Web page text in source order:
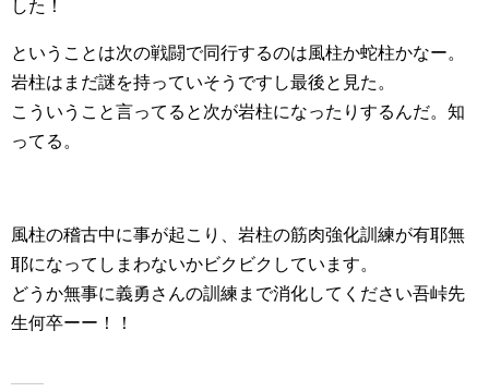
した！
ということは次の戦闘で同行するのは風柱か蛇柱かなー。
岩柱はまだ謎を持っていそうですし最後と見た。
こういうこと言ってると次が岩柱になったりするんだ。知
ってる。
風柱の稽古中に事が起こり、岩柱の筋肉強化訓練が有耶無
耶になってしまわないかビクビクしています。
どうか無事に義勇さんの訓練まで消化してください吾峠先
生何卒ーー！！